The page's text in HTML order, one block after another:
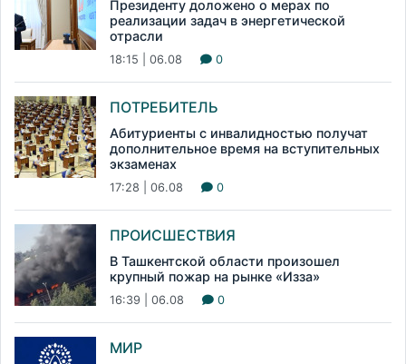
Президенту доложено о мерах по
реализации задач в энергетической
отрасли
18:15 | 06.08 0
ПОТРЕБИТЕЛЬ
Абитуриенты с инвалидностью получат
дополнительное время на вступительных
экзаменах
17:28 | 06.08 0
ПРОИСШЕСТВИЯ
В Ташкентской области произошел
крупный пожар на рынке «Изза»
16:39 | 06.08 0
МИР